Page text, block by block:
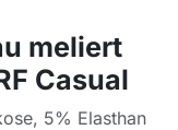
meliert
Casual
5% Elasthan